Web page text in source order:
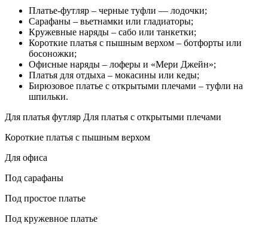
Платье-футляр – черные туфли — лодочки;
Сарафаны – вьетнамки или гладиаторы;
Кружевные наряды – сабо или танкетки;
Короткие платья с пышным верхом – ботфорты или
босоножки;
Офисные наряды – лоферы и «Мери Джейн»;
Платья для отдыха – мокасины или кеды;
Бирюзовое платье с открытыми плечами – туфли на
шпильки.
Для платья футляр Для платья с открытыми плечами
Короткие платья с пышным верхом
Для офиса
Под сарафаны
Под простое платье
Под кружевное платье